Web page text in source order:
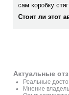
сам коробку
Стоит ли этот
Актуальные
Реальные
Мнение